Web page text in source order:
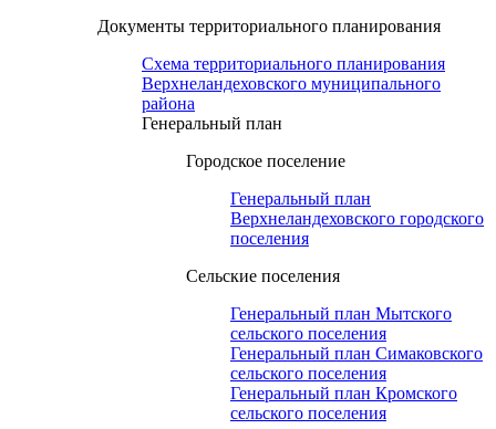
Документы территориального планирования
Схема территориального планирования
Верхнеландеховского муниципального
района
Генеральный план
Городское поселение
Генеральный план
Верхнеландеховского городского
поселения
Сельские поселения
Генеральный план Мытского
сельского поселения
Генеральный план Симаковского
сельского поселения
Генеральный план Кромского
сельского поселения